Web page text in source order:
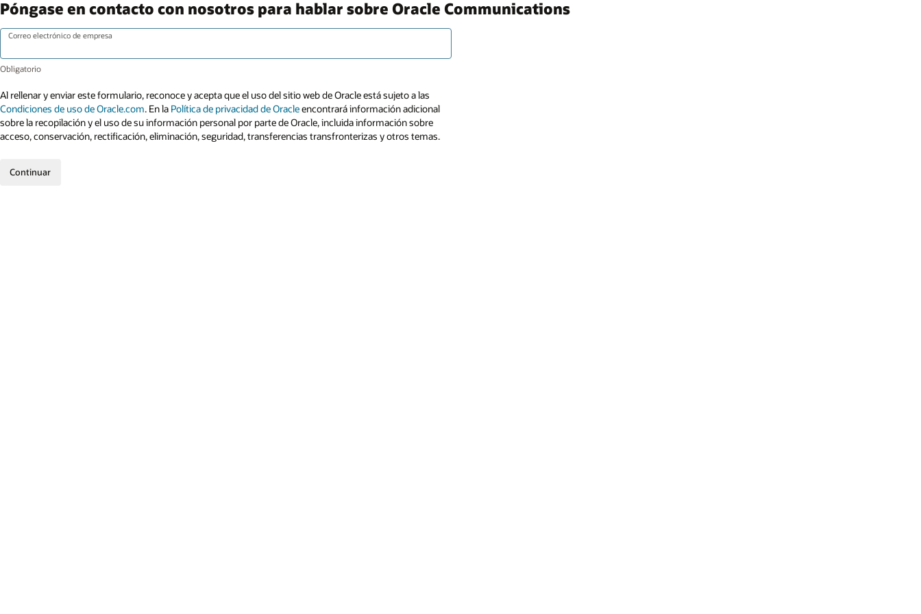
Póngase en contacto con nosotros para hablar sobre Oracle Communications
Correo electrónico de empresa
Al rellenar y enviar este formulario, reconoce y acepta que el uso del sitio web de Oracle está sujeto a las
Condiciones de uso de Oracle.com. En la Política de privacidad de Oracleencontrará información adicional
sobre la recopilación y el uso de su información personal por parte de Oracle, incluida información sobre
acceso, conservación, rectificación, eliminación, seguridad, transferencias transfronterizas y otros temas.
Continuar